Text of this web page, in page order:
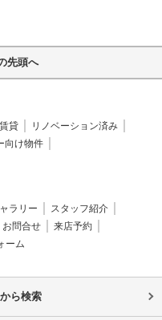
先頭へ
貸
リノベーション済み
向け物件
ラリー
スタッフ紹介
お問合せ
来店予約
ーム
ら検索